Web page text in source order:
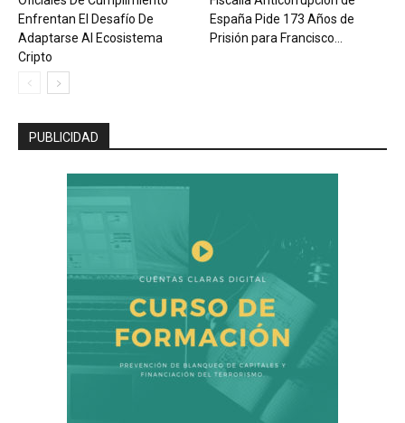
Enfrentan El Desafío De
Adaptarse Al Ecosistema
Cripto
España Pide 173 Años de
Prisión para Francisco...
PUBLICIDAD